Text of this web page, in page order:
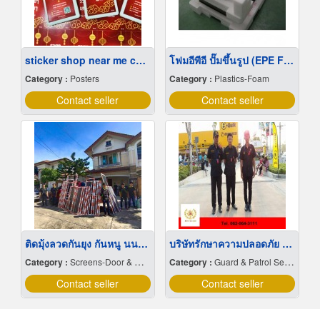
sticker shop near me cheap price
Category : Posters
Contact seller
โฟมอีพีอี ปั๊มขึ้นรูป (EPE FOAM DIECUT/FABRICATION)
Category : Plastics-Foam
Contact seller
ติดมุ้งลวดกันยุง กันหนู นนทบุรี
Category : Screens-Door & Window
Contact seller
บริษัทรักษาความปลอดภัย พระราม2
Category : Guard & Patrol Service Companies
Contact seller